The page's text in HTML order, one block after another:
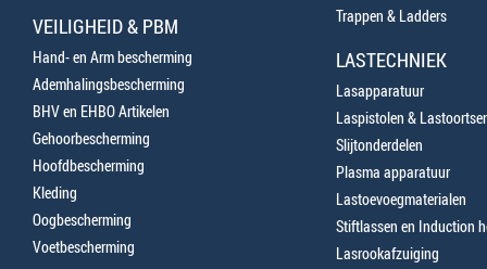
VEILIGHEID & PBM
Hand- en Arm bescherming
Ademhalingsbescherming
BHV en EHBO Artikelen
Gehoorbescherming
Hoofdbescherming
Kleding
Oogbescherming
Voetbescherming
Trappen & Ladders
LASTECHNIEK
Lasapparatuur
Laspistolen &
Slijtonderdelen
Plasma apparatuur
Lastoevoegmaterialen
Stiftlassen en Induction
Lasrookafzuiging